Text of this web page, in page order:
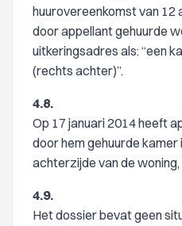
huurovereenkomst van 12
door appellant gehuurde
uitkeringsadres als: “een
(rechts achter)”.
4.8.
Op 17 januari 2014 heeft
door hem gehuurde kamer
achterzijde van de woning,
4.9.
Het dossier bevat geen